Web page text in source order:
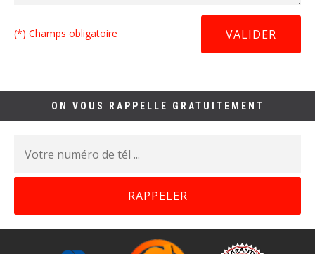
(*) Champs obligatoire
ON VOUS RAPPELLE GRATUITEMENT